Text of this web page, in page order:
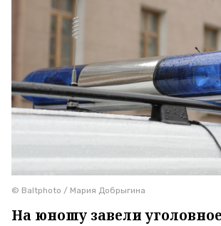
© Baltphoto / Мария Добрыгина
На юношу завели